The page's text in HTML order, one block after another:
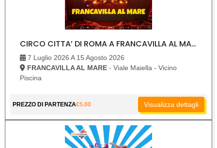
CIRCO CITTA’ DI ROMA A FRANCAVILLA AL MARE
7 Luglio 2026 A 15 Agosto 2026
FRANCAVILLA AL MARE - Viale Maiella - Vicino
Piscina
PREZZO DI PARTENZA€5.00 Visualizza dettagli